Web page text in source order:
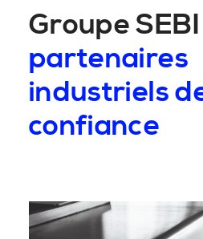
Groupe SEBI
partenaires
industriels
confiance